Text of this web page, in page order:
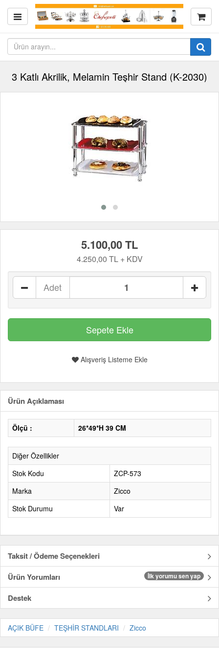
3 Katlı Akrilik, Melamin Teşhir Stand (K-2030)
5.100,00 TL
4.250,00 TL + KDV
Adet
Alışveriş Listeme Ekle
Ürün Açıklaması
Ölçü : 26*49*H 39 CM
Diğer Özellikler
Stok Kodu
ZCP-573
Marka
Zicco
Stok Durumu
Var
Taksit / Ödeme Seçenekleri
Ürün Yorumları
İlk yorumu sen yap
Destek
AÇIK BÜFE TEŞHİR STANDLARI Zicco